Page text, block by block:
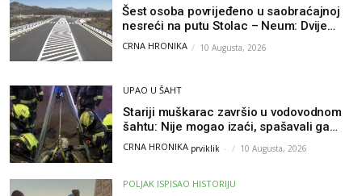
Šest osoba povrijeđeno u saobraćajnoj
nesreći na putu Stolac – Neum: Dvije
osobe zadobile teške tjelesne povrede
CRNA HRONIKA 10 Augusta, 2026
UPAO U ŠAHT
Stariji muškarac završio u vodovodnom
šahtu: Nije mogao izaći, spašavali ga
vatrogasci
CRNA HRONIKA prviklik - 10 Augusta, 2026
POLJAK ISPISAO HISTORIJU